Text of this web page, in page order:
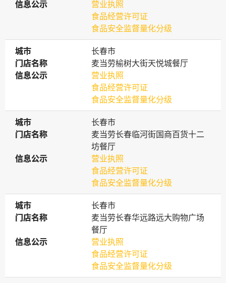
信息公示
信息公示
营业执照
食品经营许可证
食品安全监督量化分级
城市
城市
长春市
门店名称
门店名称
麦当劳榆树大街天悦城餐厅
信息公示
信息公示
营业执照
食品经营许可证
食品安全监督量化分级
城市
城市
长春市
门店名称
门店名称
麦当劳长春临河街国商百货十二
坊餐厅
信息公示
信息公示
营业执照
食品经营许可证
食品安全监督量化分级
城市
城市
长春市
门店名称
门店名称
麦当劳长春华远路远大购物广场
餐厅
信息公示
信息公示
营业执照
食品经营许可证
食品安全监督量化分级